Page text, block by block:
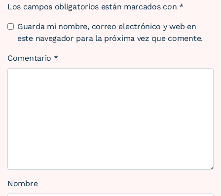
Los campos obligatorios están marcados con *
Guarda mi nombre, correo electrónico y web en
este navegador para la próxima vez que comente.
Comentario *
Nombre